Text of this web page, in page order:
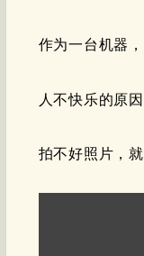
作为一台机器
人不快乐的原
拍不好照片，